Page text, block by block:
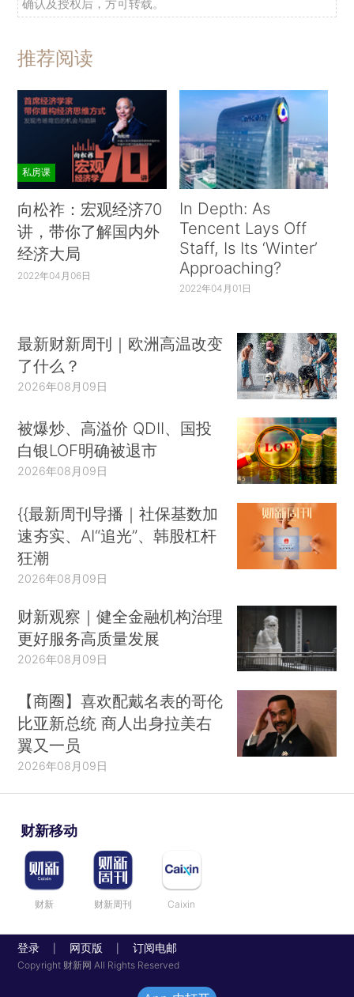
确认及授权后，方可转载。
推荐阅读
私房课
向松祚：宏观经济70
讲，带你了解国内外
经济大局
2022年04月06日
In Depth: As
Tencent Lays Off
Staff, Is Its ‘Winter’
Approaching?
2022年04月01日
最新财新周刊｜欧洲高温改变
了什么？
2026年08月09日
被爆炒、高溢价 QDII、国投
白银LOF明确被退市
2026年08月09日
{{最新周刊导播｜社保基数加
速夯实、AI“追光”、韩股杠杆
狂潮
2026年08月09日
财新观察｜健全金融机构治理
更好服务高质量发展
2026年08月09日
【商圈】喜欢配戴名表的哥伦
比亚新总统 商人出身拉美右
翼又一员
2026年08月09日
财新移动
财新 财新周刊 Caixin
登录 网页版 订阅电邮
Copyright 财新网 All Rights Reserved